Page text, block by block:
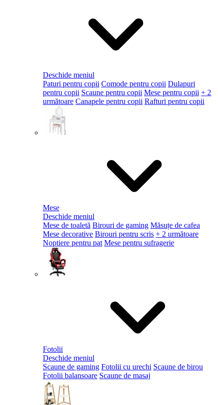
Deschide meniul
Paturi pentru copii Comode pentru copii Dulapuri
pentru copii Scaune pentru copii Mese pentru copii + 2
următoare Canapele pentru copii Rafturi pentru copii
Mese
Deschide meniul
Mese de toaletă Birouri de gaming Măsuțe de cafea
Mese decorative Birouri pentru scris + 2 următoare
Noptiere pentru pat Mese pentru sufragerie
Fotolii
Deschide meniul
Scaune de gaming Fotolii cu urechi Scaune de birou
Fotolii balansoare Scaune de masaj